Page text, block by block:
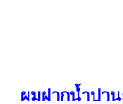
ผมฝากน้ำปา